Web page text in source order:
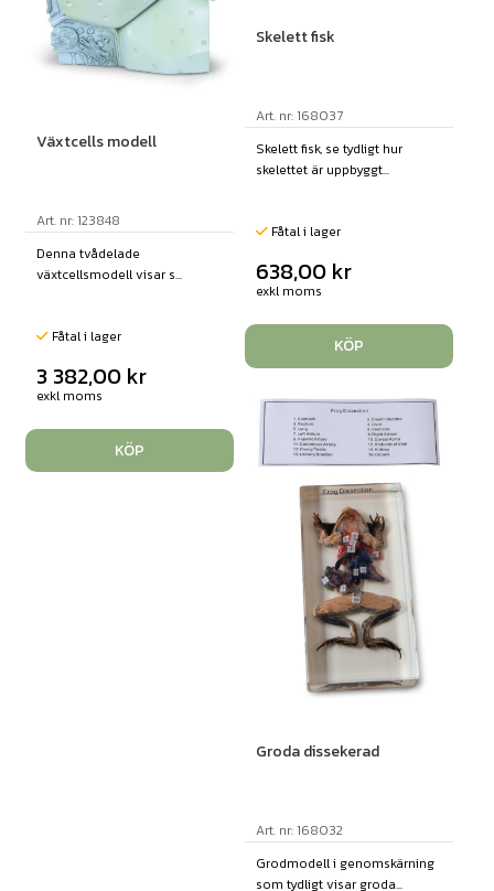
Växtcells modell
Art. nr: 123848
Denna tvådelade
växtcellsmodell visar s...
Fåtal i lager
3 382,00 kr
exkl moms
KÖP
Skelett fisk
Art. nr: 168037
Skelett fisk, se tydligt hur
skelettet är uppbyggt...
Fåtal i lager
638,00 kr
exkl moms
KÖP
Groda dissekerad
Art. nr: 168032
Grodmodell i genomskärning
som tydligt visar groda...